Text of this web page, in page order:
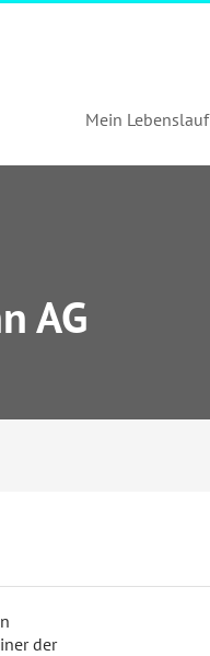
Mein Lebenslauf
AG
der